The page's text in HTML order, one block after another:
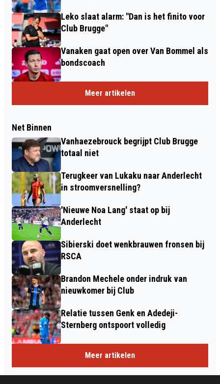
Leko slaat alarm: "Dan is het finito voor
Club Brugge"
Vanaken gaat open over Van Bommel als
bondscoach
Meer artikelen
Net Binnen
Vanhaezebrouck begrijpt Club Brugge
totaal niet
Terugkeer van Lukaku naar Anderlecht
in stroomversnelling?
'Nieuwe Noa Lang' staat op bij
Anderlecht
Sibierski doet wenkbrauwen fronsen bij
RSCA
Brandon Mechele onder indruk van
nieuwkomer bij Club
Relatie tussen Genk en Adedeji-
Sternberg ontspoort volledig
Meer artikelen